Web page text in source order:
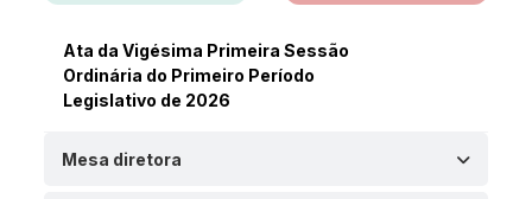
Ata da Vigésima Primeira Sessão
Ordinária do Primeiro Período
Legislativo de 2026
Mesa diretora